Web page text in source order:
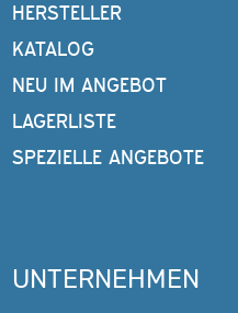
HERSTELLER
KATALOG
NEU IM ANGEBOT
LAGERLISTE
SPEZIELLE ANGEBOTE
UNTERNEHMEN